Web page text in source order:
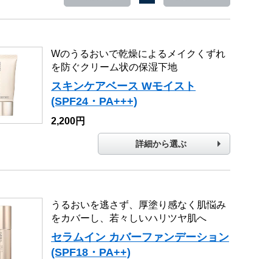
Wのうるおいで乾燥によるメイクくずれ
を防ぐクリーム状の保湿下地
スキンケアベース Wモイスト
(SPF24・PA+++)
2,200円
詳細から選ぶ
うるおいを逃さず、厚塗り感なく肌悩み
をカバーし、若々しいハリツヤ肌へ
セラムイン カバーファンデーション
(SPF18・PA++)